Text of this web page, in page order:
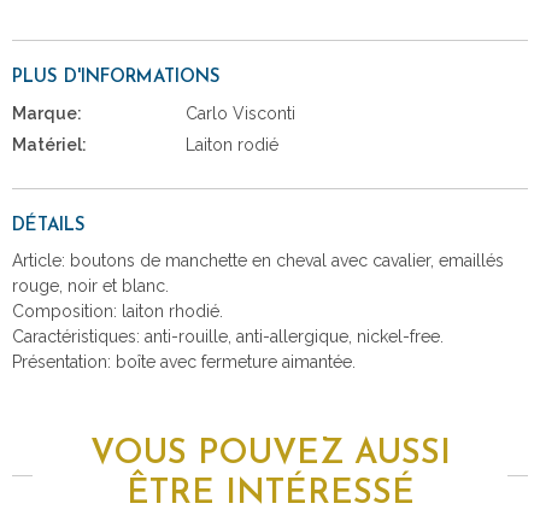
PLUS D'INFORMATIONS
Marque:
Carlo Visconti
Matériel:
Laiton rodié
DÉTAILS
Article: boutons de manchette en cheval avec cavalier, emaillés
rouge, noir et blanc.
Composition: laiton rhodié.
Caractéristiques: anti-rouille, anti-allergique, nickel-free.
Présentation: boîte avec fermeture aimantée.
VOUS POUVEZ AUSSI
ÊTRE INTÉRESSÉ